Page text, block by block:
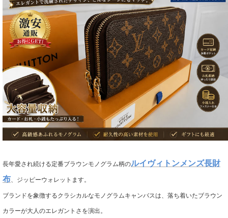
長年愛され続ける定番ブラウンモノグラム柄のルイヴィトンメンズ長財
布 、ジッピーウォレットます。
ブランドを象徴するクラシカルなモノグラムキャンバスは、落ち着いたブラウン
カラーが大人のエレガントさを演出。